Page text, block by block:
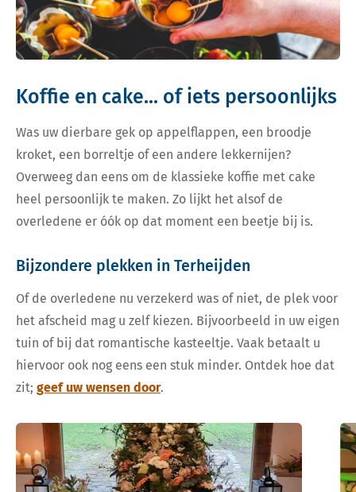
Koffie en cake... of iets persoonlijks
Was uw dierbare gek op appelflappen, een broodje
kroket, een borreltje of een andere lekkernijen?
Overweeg dan eens om de klassieke koffie met cake
heel persoonlijk te maken. Zo lijkt het alsof de
overledene er óók op dat moment een beetje bij is.
Bijzondere plekken in Terheijden
Of de overledene nu verzekerd was of niet, de plek voor
het afscheid mag u zelf kiezen. Bijvoorbeeld in uw eigen
tuin of bij dat romantische kasteeltje. Vaak betaalt u
hiervoor ook nog eens een stuk minder. Ontdek hoe dat
zit; geef uw wensen door.